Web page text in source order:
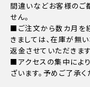
間違いなどお客様のご
せん。
■ご注文から数カ月を
きましては、在庫が無
返金させていただきます
■アクセスの集中によ
ざいます。予めご了承く